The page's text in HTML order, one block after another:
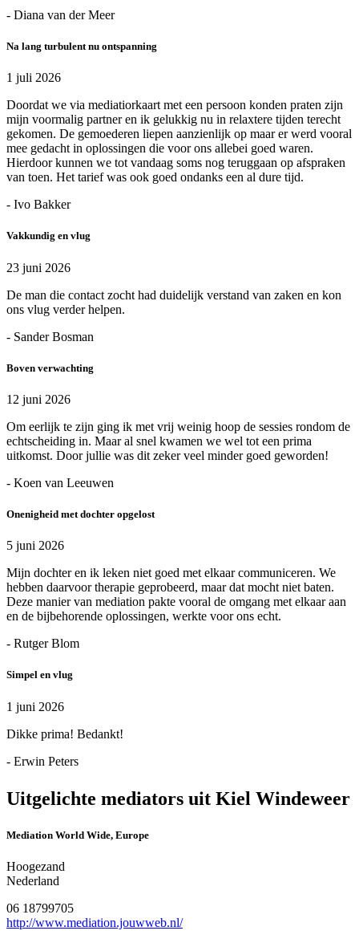
- Diana van der Meer
Na lang turbulent nu ontspanning
1 juli 2026
Doordat we via mediatiorkaart met een persoon konden praten zijn
mijn voormalig partner en ik gelukkig nu in relaxtere tijden terecht
gekomen. De gemoederen liepen aanzienlijk op maar er werd vooral
mee gedacht in oplossingen die voor ons allebei goed waren.
Hierdoor kunnen we tot vandaag soms nog teruggaan op afspraken
van toen. Het tarief was ook goed ondanks een al dure tijd.
- Ivo Bakker
Vakkundig en vlug
23 juni 2026
De man die contact zocht had duidelijk verstand van zaken en kon
ons vlug verder helpen.
- Sander Bosman
Boven verwachting
12 juni 2026
Om eerlijk te zijn ging ik met vrij weinig hoop de sessies rondom de
echtscheiding in. Maar al snel kwamen we wel tot een prima
uitkomst. Door jullie was dit zeker veel minder goed geworden!
- Koen van Leeuwen
Onenigheid met dochter opgelost
5 juni 2026
Mijn dochter en ik leken niet goed met elkaar communiceren. We
hebben daarvoor therapie geprobeerd, maar dat mocht niet baten.
Deze manier van mediation pakte vooral de omgang met elkaar aan
en de bijbehorende oplossingen, werkte voor ons echt.
- Rutger Blom
Simpel en vlug
1 juni 2026
Dikke prima! Bedankt!
- Erwin Peters
Uitgelichte mediators uit Kiel Windeweer
Mediation World Wide, Europe
Hoogezand
Nederland
06 18799705
http://www.mediation.jouwweb.nl/